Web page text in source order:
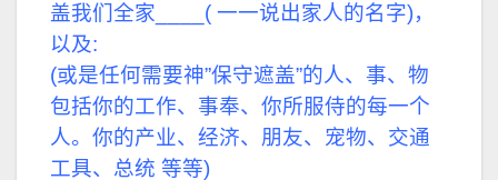
盖我们全家____( 一一说出家人的名字)，
以及:
(或是任何需要神”保守遮盖”的人、事、物
包括你的工作、事奉、你所服侍的每一个
人。你的产业、经济、朋友、宠物、交通
工具、总统 等等)